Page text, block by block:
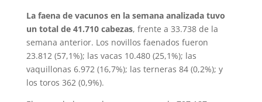
La faena de vacunos en la semana analizada tuvo
un total de 41.710 cabezas, frente a 33.738 de la
semana anterior. Los novillos faenados fueron
23.812 (57,1%); las vacas 10.480 (25,1%); las
vaquillonas 6.972 (16,7%); las terneras 84 (0,2%); y
los toros 362 (0,9%).